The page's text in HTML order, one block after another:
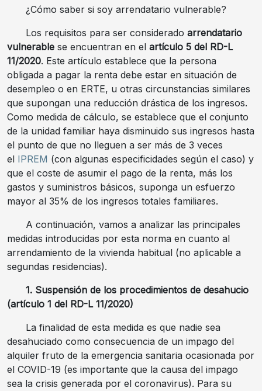
¿Cómo saber si soy arrendatario vulnerable?
Los requisitos para ser considerado arrendatario
vulnerable se encuentran en el artículo 5 del RD-L
11/2020. Este artículo establece que la persona
obligada a pagar la renta debe estar en situación de
desempleo o en ERTE, u otras circunstancias similares
que supongan una reducción drástica de los ingresos.
Como medida de cálculo, se establece que el conjunto
de la unidad familiar haya disminuido sus ingresos hasta
el punto de que no lleguen a ser más de 3 veces
el IPREM (con algunas especificidades según el caso) y
que el coste de asumir el pago de la renta, más los
gastos y suministros básicos, suponga un esfuerzo
mayor al 35% de los ingresos totales familiares.
A continuación, vamos a analizar las principales
medidas introducidas por esta norma en cuanto al
arrendamiento de la vivienda habitual (no aplicable a
segundas residencias).
1. Suspensión de los procedimientos de desahucio
(artículo 1 del RD-L 11/2020)
La finalidad de esta medida es que nadie sea
desahuciado como consecuencia de un impago del
alquiler fruto de la emergencia sanitaria ocasionada por
el COVID-19 (es importante que la causa del impago
sea la crisis generada por el coronavirus). Para su